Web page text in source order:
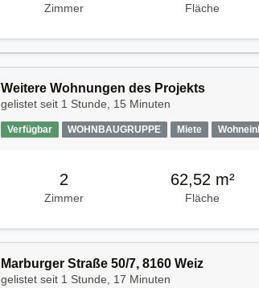
Zimmer Fläche
Weitere Wohnungen des Projekts
gelistet seit 1 Stunde, 15 Minuten
Verfügbar WOHNBAUGRUPPE Miete
2
Zimmer
62,52 m²
Fläche
Marburger Straße 50/7, 8160 Weiz
gelistet seit 1 Stunde, 17 Minuten